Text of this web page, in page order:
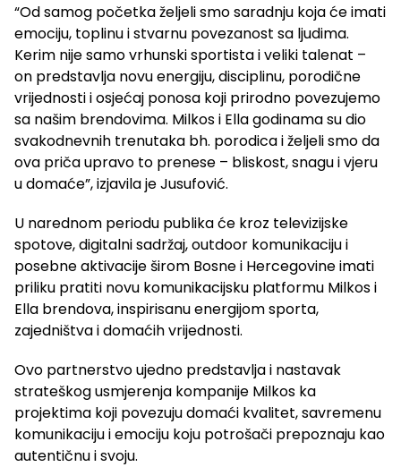
“Od samog početka željeli smo saradnju koja će imati
emociju, toplinu i stvarnu povezanost sa ljudima.
Kerim nije samo vrhunski sportista i veliki talenat –
on predstavlja novu energiju, disciplinu, porodične
vrijednosti i osjećaj ponosa koji prirodno povezujemo
sa našim brendovima. Milkos i Ella godinama su dio
svakodnevnih trenutaka bh. porodica i željeli smo da
ova priča upravo to prenese – bliskost, snagu i vjeru
u domaće”, izjavila je Jusufović.
U narednom periodu publika će kroz televizijske
spotove, digitalni sadržaj, outdoor komunikaciju i
posebne aktivacije širom Bosne i Hercegovine imati
priliku pratiti novu komunikacijsku platformu Milkos i
Ella brendova, inspirisanu energijom sporta,
zajedništva i domaćih vrijednosti.
Ovo partnerstvo ujedno predstavlja i nastavak
strateškog usmjerenja kompanije Milkos ka
projektima koji povezuju domaći kvalitet, savremenu
komunikaciju i emociju koju potrošači prepoznaju kao
autentičnu i svoju.